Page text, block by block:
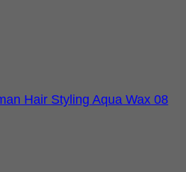
Hair Styling Aqua Wax 08